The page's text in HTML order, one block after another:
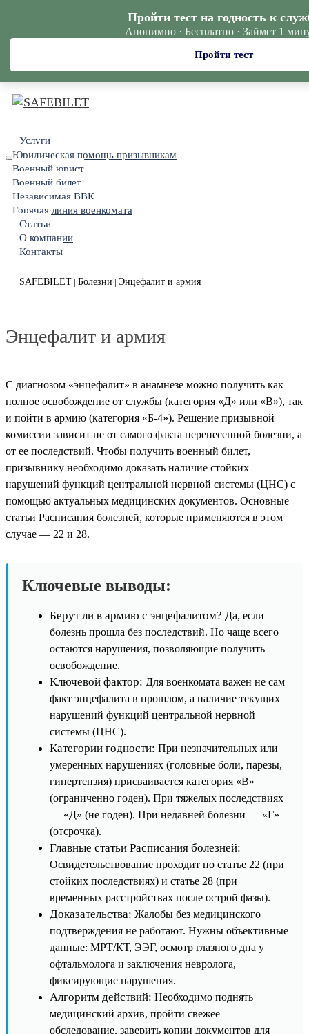
Услуги
Юридическая помощь призывникам
Военный юрист
Военный билет
Независимая ВВК
Горячая линия военкомата
Статьи
О компании
Контакты
SAFEBILET Болезни Энцефалит и армия
Энцефалит и армия
С диагнозом «энцефалит» в анамнезе можно получить как
полное освобождение от службы (категория «Д» или «В»), так
и пойти в армию (категория «Б-4»). Решение призывной
комиссии зависит не от самого факта перенесенной болезни, а
от ее последствий. Чтобы получить военный билет,
призывнику необходимо доказать наличие стойких
нарушений функций центральной нервной системы (ЦНС) с
помощью актуальных медицинских документов. Основные
статьи Расписания болезней, которые применяются в этом
случае — 22 и 28.
Ключевые выводы:
Берут ли в армию с энцефалитом? Да, если
болезнь прошла без последствий. Но чаще всего
остаются нарушения, позволяющие получить
освобождение.
Ключевой фактор: Для военкомата важен не сам
факт энцефалита в прошлом, а наличие текущих
нарушений функций центральной нервной
системы (ЦНС).
Категории годности: При незначительных или
умеренных нарушениях (головные боли, парезы,
гипертензия) присваивается категория «В»
(ограниченно годен). При тяжелых последствиях
— «Д» (не годен). При недавней болезни — «Г»
(отсрочка).
Главные статьи Расписания болезней:
Освидетельствование проходит по статье 22 (при
стойких последствиях) и статье 28 (при
временных расстройствах после острой фазы).
Доказательства: Жалобы без медицинского
подтверждения не работают. Нужны объективные
данные: МРТ/КТ, ЭЭГ, осмотр глазного дна у
офтальмолога и заключения невролога,
фиксирующие нарушения.
Алгоритм действий: Необходимо поднять
медицинский архив, пройти свежее
обследование, заверить копии документов для
Пройти тест на годность к
Анонимно · Бесплатно · Займет 1
Пройти тест